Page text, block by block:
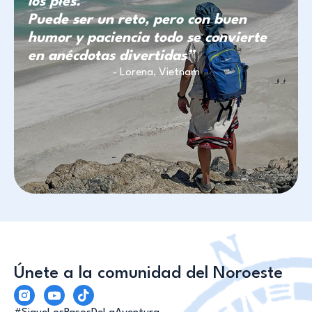
Puede ser un reto, pero con buen
humor y paciencia todo se convierte
en anécdotas divertidas”
- Lorena, Vietnam
Únete a la comunidad del Noroeste